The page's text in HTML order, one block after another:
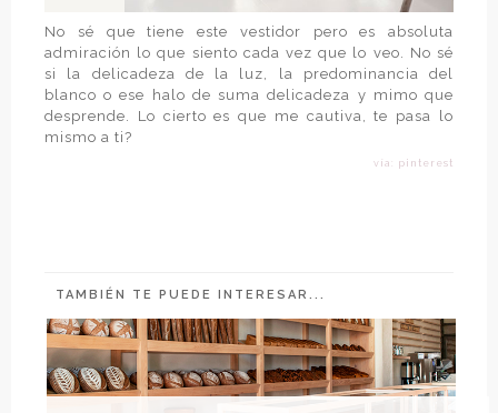
No sé que tiene este vestidor pero es absoluta
admiración lo que siento cada vez que lo veo. No sé
si la delicadeza de la luz, la predominancia del
blanco o ese halo de suma delicadeza y mimo que
desprende. Lo cierto es que me cautiva, te pasa lo
mismo a ti?
vía: pinterest
TAMBIÉN TE PUEDE INTERESAR...